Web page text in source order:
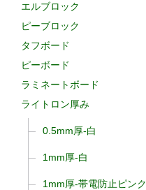
エルブロック
ピーブロック
タフボード
ピーボード
ラミネートボード
ライトロン厚み
0.5mm厚-白
1mm厚-白
1mm厚-帯電防止ピンク